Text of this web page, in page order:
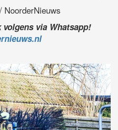
NoorderNieuws
via Whatsapp!